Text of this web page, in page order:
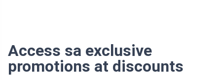
Access sa exclusive
promotions at discounts